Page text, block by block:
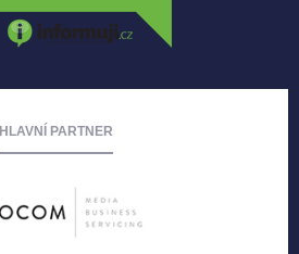
HLAVNÍ PARTNER